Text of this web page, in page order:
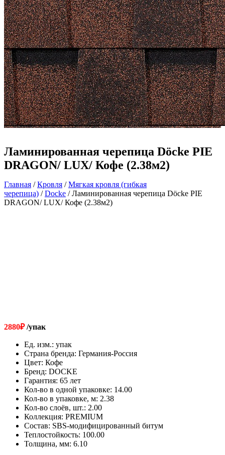
Ламинированная черепица Döcke PIE
DRAGON/ LUX/ Кофе (2.38м2)
Главная /Кровля /Мягкая кровля (гибкая
черепица) /Docke / Ламинированная черепица Döcke PIE
DRAGON/ LUX/ Кофе (2.38м2)
2880₽/упак
Ед. изм.: упак
Страна бренда: Германия-Россия
Цвет: Кофе
Бренд: DOCKE
Гарантия: 65 лет
Кол-во в одной упаковке: 14.00
Кол-во в упаковке, м: 2.38
Кол-во слоёв, шт.: 2.00
Коллекция: PREMIUM
Состав: SBS-модифицированный битум
Теплостойкость: 100.00
Толщина, мм: 6.10